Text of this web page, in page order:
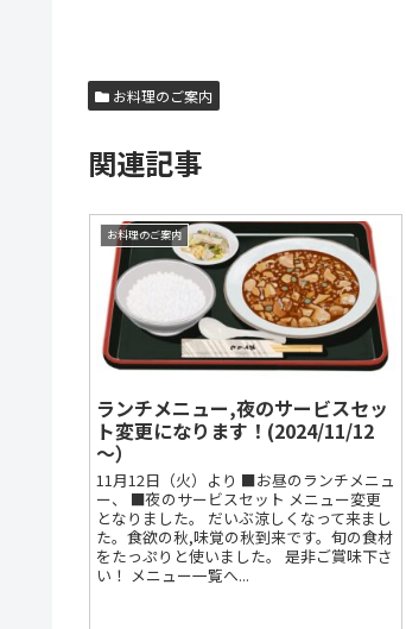
お料理のご案内
関連記事
お料理のご案内
ランチメニュー,夜のサービスセッ
ト変更になります！(2024/11/12
～）
11月12日（火）より ■お昼のランチメニュ
ー、 ■夜のサービスセット メニュー変更
となりました。 だいぶ涼しくなって来まし
た。食欲の秋,味覚の秋到来です。旬の食材
をたっぷりと使いました。 是非ご賞味下さ
い！ メニュー一覧へ...